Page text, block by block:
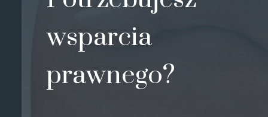
wsparcia
prawnego?